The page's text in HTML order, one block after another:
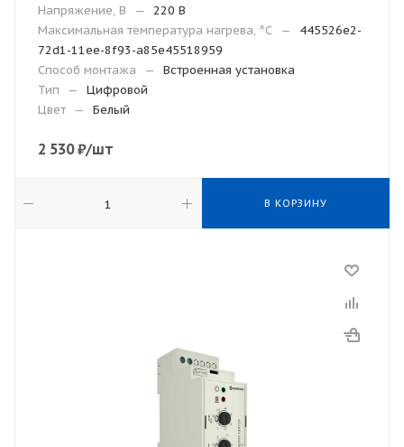
Напряжение, В
—
220 В
Максимальная температура нагрева, °С
—
445526e2-
72d1-11ee-8f93-a85e45518959
Способ монтажа
—
Встроенная установка
Тип
—
Цифровой
Цвет
— Белый
2 530₽/шт
В КОРЗИНУ